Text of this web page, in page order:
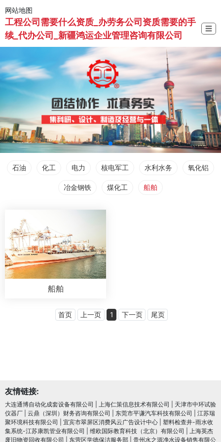
网站地图
工程公司需要什么资质_办劳务公司资质需要的手
续_代办公司_新疆鸿运企业管理咨询有限公司
☰
石油 化工 电力 核电军工 水利水务 氧化铝
冶金钢铁 煤化工 船舶
船舶
首页 上一页 1 下一页 尾页
友情链接:
大连通博自动化成套设备有限公司 上海仁策信息技术有限公司
天津市中环试验
仪器厂
云鼎（深圳）财务咨询有限公司 东莞市平谦汽车科技有限公司
江苏瑞
聚环境科技有限公司
宜宾市翠屏区消费风云广告设计中心
塑料检查井-雨水收
集系统-江苏康凯管业有限公司
维欧国际教育科技（北京）有限公司
上海英杰
废旧物资回收有限公司
东营区学德保洁服务部 贵州水之源净水设备销售有限公